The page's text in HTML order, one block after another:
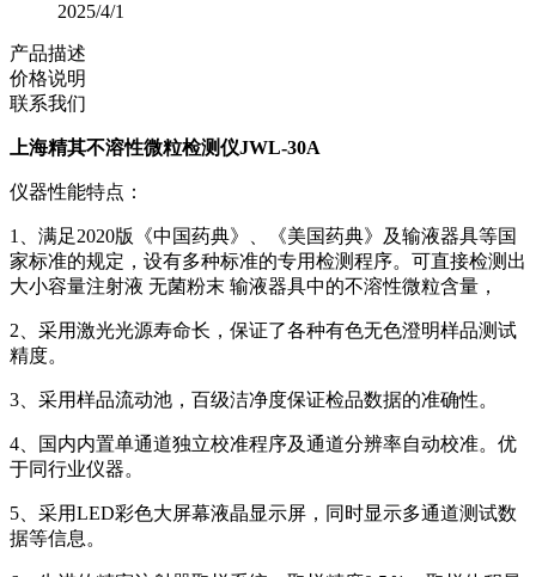
2025/4/1
产品描述
价格说明
联系我们
上海精其不溶性微粒检测仪JWL-30A
仪器性能特点：
1、满足2020版《中国药典》、《美国药典》及输液器具等国
家标准的规定，设有多种标准的专用检测程序。可直接检测出
大小容量注射液 无菌粉末 输液器具中的不溶性微粒含量，
2、采用激光光源寿命长，保证了各种有色无色澄明样品测试
精度。
3、采用样品流动池，百级洁净度保证检品数据的准确性。
4、国内内置单通道独立校准程序及通道分辨率自动校准。优
于同行业仪器。
5、采用LED彩色大屏幕液晶显示屏，同时显示多通道测试数
据等信息。